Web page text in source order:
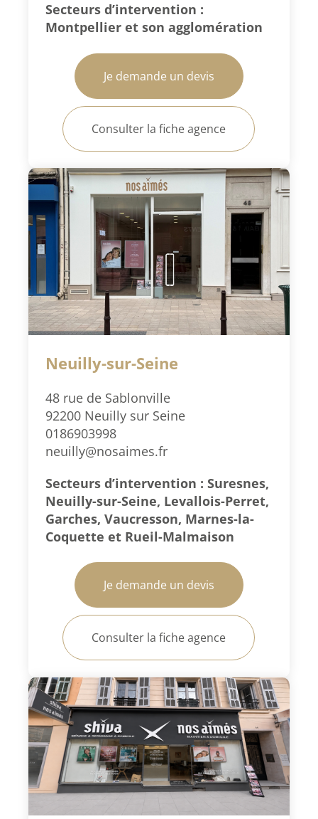
Secteurs d’intervention :
Montpellier et son agglomération
Je demande un devis
Consulter la fiche agence
Neuilly-sur-Seine
48 rue de Sablonville
92200 Neuilly sur Seine
0186903998
neuilly@nosaimes.fr
Secteurs d’intervention : Suresnes,
Neuilly-sur-Seine, Levallois-Perret,
Garches, Vaucresson, Marnes-la-
Coquette et Rueil-Malmaison
Je demande un devis
Consulter la fiche agence